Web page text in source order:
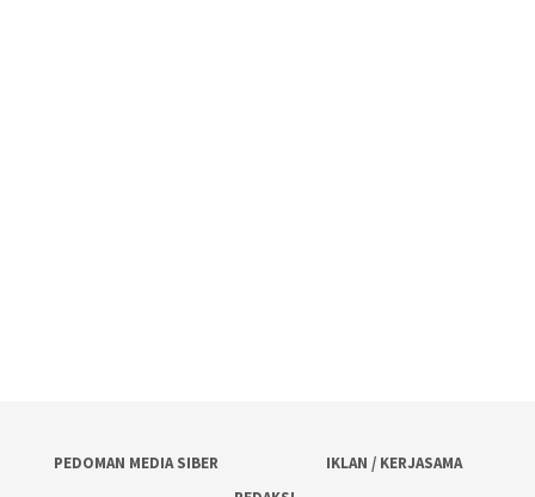
PEDOMAN MEDIA SIBER
IKLAN / KERJASAMA